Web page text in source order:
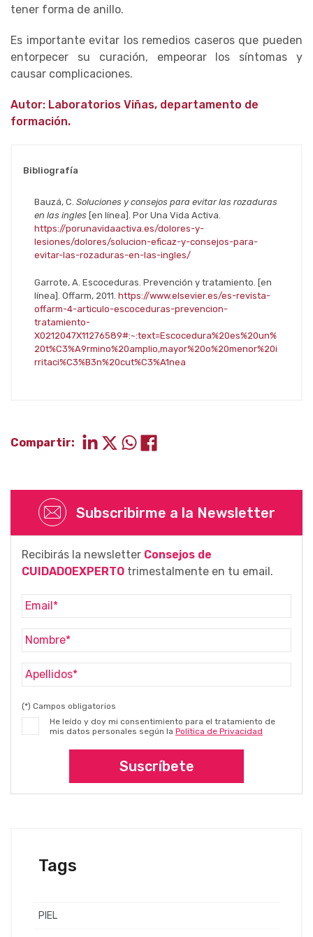
tener forma de anillo.
Es importante evitar los remedios caseros que pueden
entorpecer su curación, empeorar los síntomas y
causar complicaciones.
Autor: Laboratorios Viñas, departamento de
formación.
Bibliografía
Bauzá, C. Soluciones y consejos para evitar las rozaduras
en las ingles [en línea]. Por Una Vida Activa.
https://porunavidaactiva.es/dolores-y-
lesiones/dolores/solucion-eficaz-y-consejos-para-
evitar-las-rozaduras-en-las-ingles/
Garrote, A. Escoceduras. Prevención y tratamiento. [en
línea]. Offarm, 2011. https://www.elsevier.es/es-revista-
offarm-4-articulo-escoceduras-prevencion-
tratamiento-
X0212047X11276589#:~:text=Escocedura%20es%20un%
20t%C3%A9rmino%20amplio,mayor%20o%20menor%20i
rritaci%C3%B3n%20cut%C3%A1nea
Compartir:
Subscribirme a la Newsletter
Recibirás la newsletter Consejos de
CUIDADOEXPERTO trimestalmente en tu email.
(*) Campos obligatorios
He leído y doy mi consentimiento para el tratamiento de
mis datos personales según la Política de Privacidad
Suscríbete
Tags
PIEL